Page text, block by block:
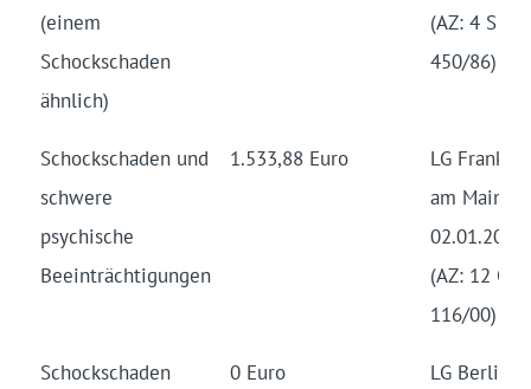
(einem
Schockschaden
ähnlich)
(AZ: 4 S
450/86)
Schockschaden und
schwere
psychische
Beeinträchtigungen
1.533,88 Euro
LG
am Main,
02.01.2001
(AZ: 12 O
116/00)
Schockschaden
0 Euro
LG Berlin,